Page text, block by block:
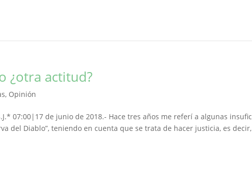
¿otra actitud?
, Opinión
07:00|17 de junio de 2018.- Hace tres años me referí a algunas
del Diablo”, teniendo en cuenta que se trata de hacer justicia, es